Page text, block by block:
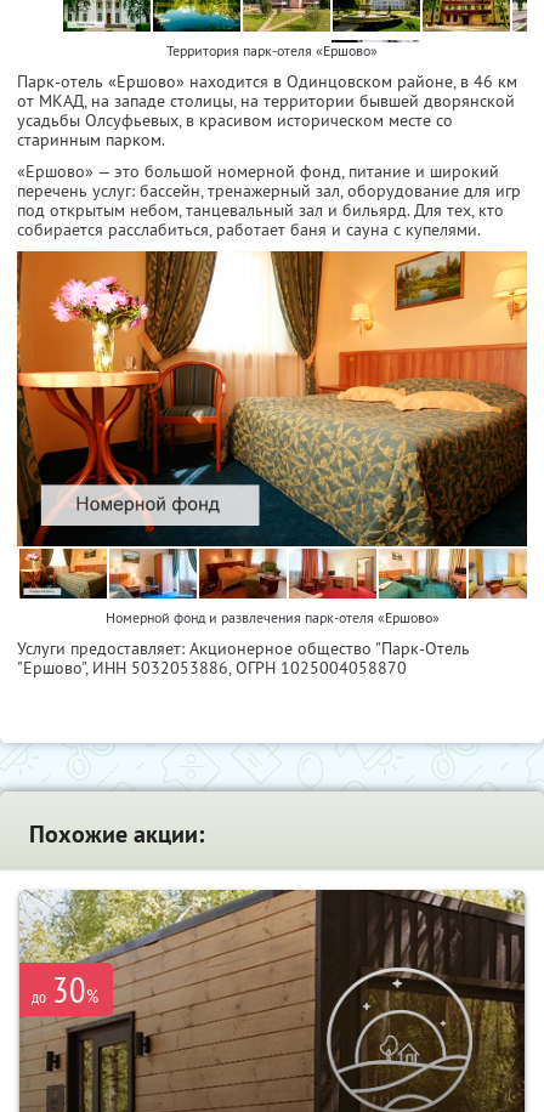
Территория парк-отеля «Ершово»
Парк-отель «Ершово» находится в Одинцовском районе, в 46 км
от МКАД, на западе столицы, на территории бывшей дворянской
усадьбы Олсуфьевых, в красивом историческом месте со
старинным парком.
«Ершово» — это большой номерной фонд, питание и широкий
перечень услуг: бассейн, тренажерный зал, оборудование для игр
под открытым небом, танцевальный зал и бильярд. Для тех, кто
собирается расслабиться, работает баня и сауна с купелями.
Номерной фонд и развлечения парк-отеля «Ершово»
Услуги предоставляет: Акционерное общество "Парк-Отель
"Ершово", ИНН 5032053886, ОГРН 1025004058870
Похожие акции:
до 30%